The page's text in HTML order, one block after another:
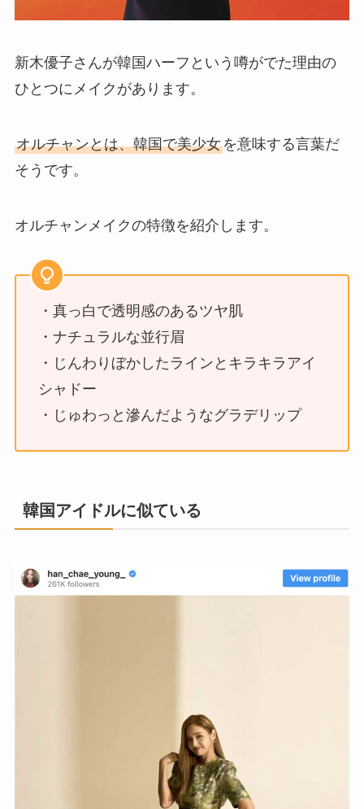
新木優子さんが韓国ハーフという噂がでた理由の
ひとつにメイクがあります。
オルチャンとは、韓国で美少女を意味する言葉だ
そうです。
オルチャンメイクの特徴を紹介します。
・真っ白で透明感のあるツヤ肌
・ナチュラルな並行眉
・じんわりぼかしたラインとキラキラアイ
シャドー
・じゅわっと滲んだようなグラデリップ
韓国アイドルに似ている